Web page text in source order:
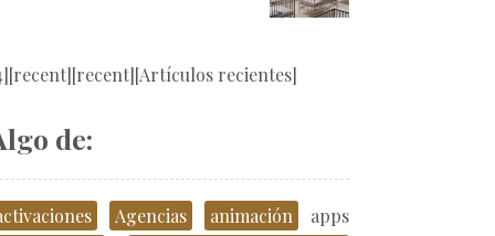
recientes]
de:
Agencias animación
apps